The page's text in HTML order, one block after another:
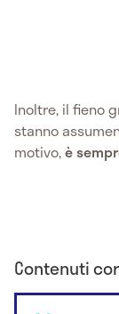
Inoltre, il fieno
stanno
motivo,è
Contenuti